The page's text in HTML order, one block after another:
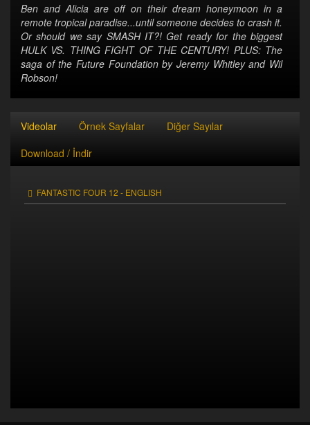
Ben and Alicia are off on their dream honeymoon in a
remote tropical paradise...until someone decides to crash it.
Or should we say SMASH IT?! Get ready for the biggest
HULK VS. THING FIGHT OF THE CENTURY! PLUS: The
saga of the Future Foundation by Jeremy Whitley and Wil
Robson!
Videolar Örnek Sayfalar
Diğer Sayılar
Download / İndir
FANTASTIC FOUR 12 - ENGLISH